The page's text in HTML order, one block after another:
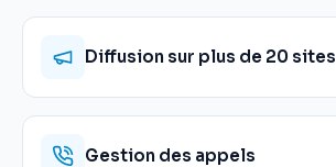
Diffusion sur plus de 20 sites
Gestion des appels